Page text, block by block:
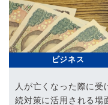
ビジネス
人が亡くなった際に
続対策に活用される場